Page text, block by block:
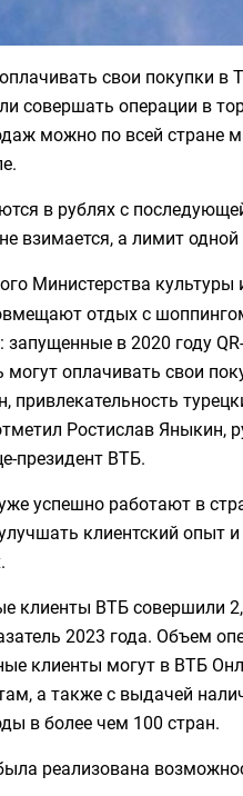
свои покупки в
совершать операции в
можно по всей стране
в рублях с
взимается, а лимит
Министерства культуры
отдых с
запущенные в 2020 году
оплачивать свои
привлекательность
Ростислав Яныкин,
президент ВТБ.
успешно работают в
клиентский опыт
клиенты ВТБ совершили
2023 года. Объем
клиенты могут в ВТБ
а также с выдачей
в более чем 100 стран.
реализована